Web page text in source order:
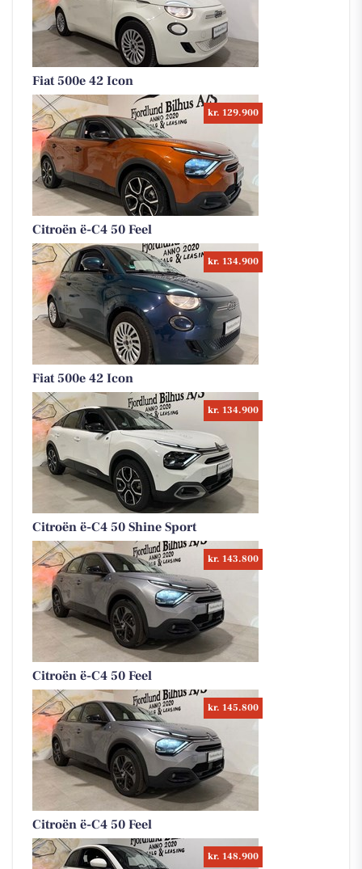
Fiat 500e 42 Icon
kr. 129.900
Citroën ë-C4 50 Feel
kr. 134.900
Fiat 500e 42 Icon
kr. 134.900
Citroën ë-C4 50 Shine Sport
kr. 143.800
Citroën ë-C4 50 Feel
kr. 145.800
Citroën ë-C4 50 Feel
kr. 148.900